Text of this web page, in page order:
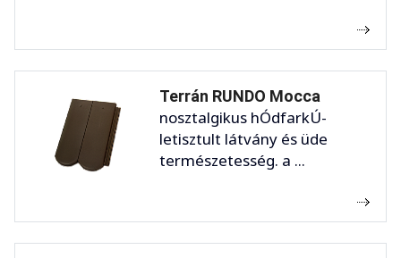
Terrán RUNDO Mocca
nosztalgikus hÓdfarkÚ-
letisztult látvány és üde
természetesség. a ...